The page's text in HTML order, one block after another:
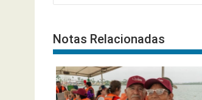
Notas Relacionadas